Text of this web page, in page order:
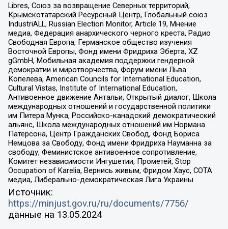
Libres, Союз за возвращение Северных территорий,
Крымскотатарский Ресурсный Центр, Глобальный союз
IndustriALL, Russian Election Monitor, Article 19, Мнение
медиа, Федерация анархического черного креста, Радио
Свободная Европа, Германское общество изучения
Восточной Европы, Фонд имени Фридриха Эберта, XZ
gGmbH, Мобильная академия поддержки гендерной
демократии и миротворчества, Форум имени Льва
Копелева, American Councils for International Education,
Cultural Vistas, Institute of International Education,
Антивоенное движение Антальи, Открытый диалог, Школа
международных отношений и государственной политики
им Питера Мунка, Российско-канадский демократический
альянс, Школа международных отношений им Нормана
Патерсона, Центр Гражданских Свобод, Фонд Бориса
Немцова за Свободу, Фонд имени Фридриха Науманна за
свободу, Феминистское антивоенное сопротивление,
Комитет независимости Ингушетии, Прометей, Stop
Occupation of Karelia, Вернись живым, Фридом Хаус, СОТА
медиа, Либерально-демократическая Лига Украины
Источник:
https://minjust.gov.ru/ru/documents/7756/
данные на 13.05.2024